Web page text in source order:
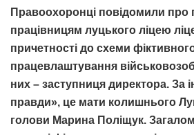
Правоохоронці повідомили про
працівницям луцького ліцею
причетності до схеми
працевлаштування
них – заступниця директора. За
правди», це мати колишнього
голови Марина Поліщук.